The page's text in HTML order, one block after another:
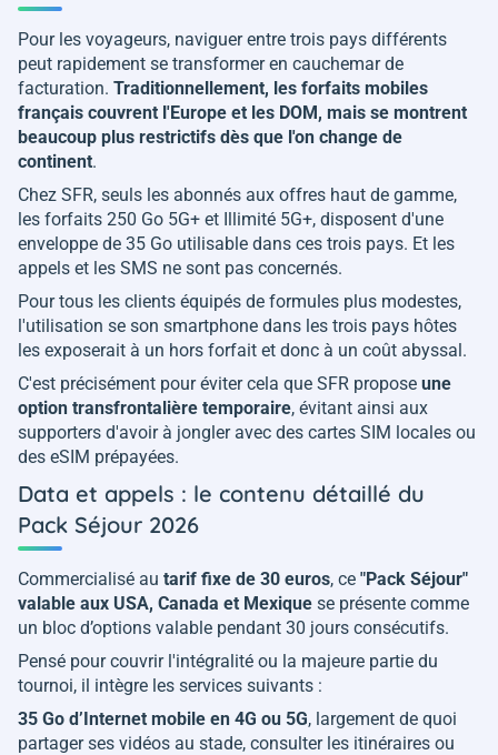
Pour les voyageurs, naviguer entre trois pays différents
peut rapidement se transformer en cauchemar de
facturation. Traditionnellement, les forfaits mobiles
français couvrent l'Europe et les DOM, mais se montrent
beaucoup plus restrictifs dès que l'on change de
continent.
Chez SFR, seuls les abonnés aux offres haut de gamme,
les forfaits 250 Go 5G+ et Illimité 5G+, disposent d'une
enveloppe de 35 Go utilisable dans ces trois pays. Et les
appels et les SMS ne sont pas concernés.
Pour tous les clients équipés de formules plus modestes,
l'utilisation se son smartphone dans les trois pays hôtes
les exposerait à un hors forfait et donc à un coût abyssal.
C'est précisément pour éviter cela que SFR propose une
option transfrontalière temporaire, évitant ainsi aux
supporters d'avoir à jongler avec des cartes SIM locales ou
des eSIM prépayées.
Data et appels : le contenu détaillé du
Pack Séjour 2026
Commercialisé au tarif fixe de 30 euros, ce "Pack Séjour"
valable aux USA, Canada et Mexique se présente comme
un bloc d’options valable pendant 30 jours consécutifs.
Pensé pour couvrir l'intégralité ou la majeure partie du
tournoi, il intègre les services suivants :
35 Go d’Internet mobile en 4G ou 5G, largement de quoi
partager ses vidéos au stade, consulter les itinéraires ou